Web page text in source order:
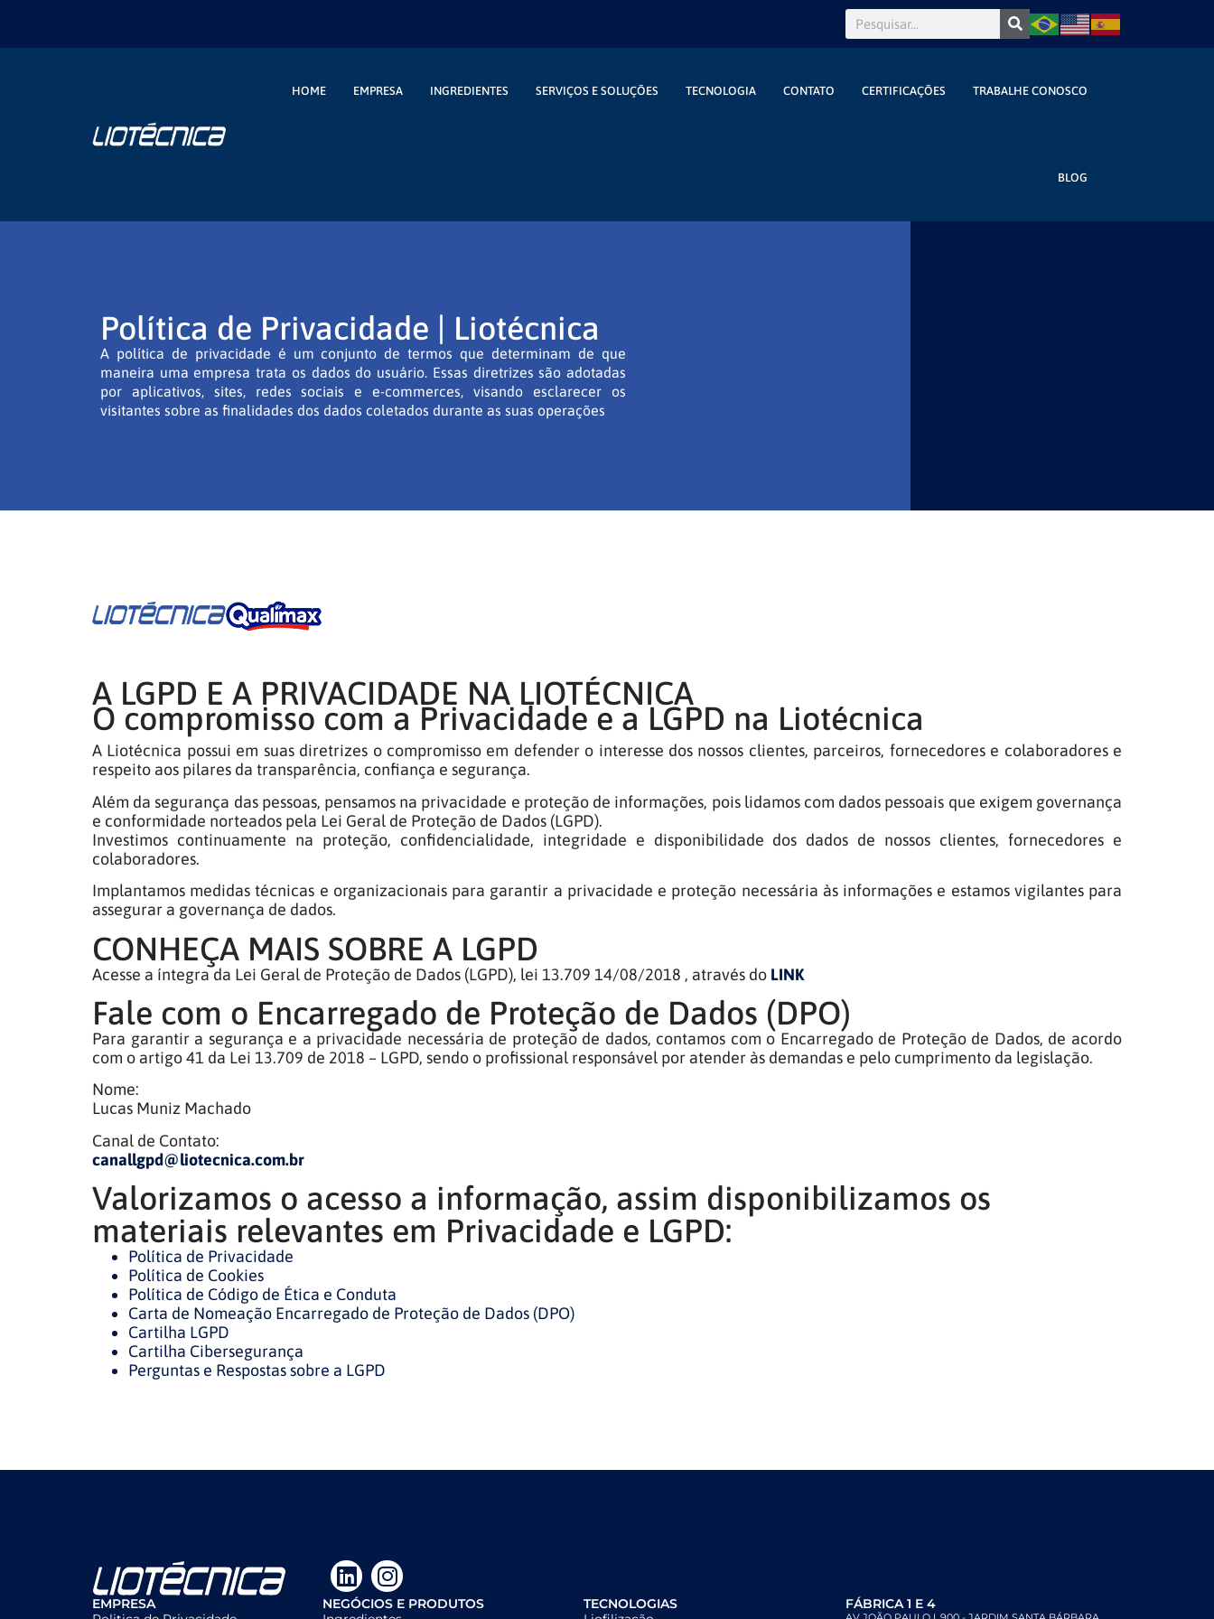
HOME EMPRESA INGREDIENTES SERVIÇOS E SOLUÇÕES TECNOLOGIA CONTATO CERTIFICAÇÕES TRABALHE CONOSCO
BLOG
Política de Privacidade | Liotécnica
A política de privacidade é um conjunto de termos que determinam de que
maneira uma empresa trata os dados do usuário. Essas diretrizes são adotadas
por aplicativos, sites, redes sociais e e-commerces, visando esclarecer os
visitantes sobre as finalidades dos dados coletados durante as suas operações
A LGPD E A PRIVACIDADE NA LIOTÉCNICA
O compromisso com a Privacidade e a LGPD na Liotécnica
A Liotécnica possui em suas diretrizes o compromisso em defender o interesse dos nossos clientes, parceiros, fornecedores e colaboradores e
respeito aos pilares da transparência, confiança e segurança.
Além da segurança das pessoas, pensamos na privacidade e proteção de informações, pois lidamos com dados pessoais que exigem governança
e conformidade norteados pela Lei Geral de Proteção de Dados (LGPD).
Investimos continuamente na proteção, confidencialidade, integridade e disponibilidade dos dados de nossos clientes, fornecedores e
colaboradores.
Implantamos medidas técnicas e organizacionais para garantir a privacidade e proteção necessária às informações e estamos vigilantes para
assegurar a governança de dados.
CONHEÇA MAIS SOBRE A LGPD
Acesse a íntegra da Lei Geral de Proteção de Dados (LGPD), lei 13.709 14/08/2018 , através do LINK
Fale com o Encarregado de Proteção de Dados (DPO)
Para garantir a segurança e a privacidade necessária de proteção de dados, contamos com o Encarregado de Proteção de Dados, de acordo
com o artigo 41 da Lei 13.709 de 2018 – LGPD, sendo o profissional responsável por atender às demandas e pelo cumprimento da legislação.
Nome:
Lucas Muniz Machado
Canal de Contato:
canallgpd@liotecnica.com.br
Valorizamos o acesso a informação, assim disponibilizamos os
materiais relevantes em Privacidade e LGPD:
Política de Privacidade
Política de Cookies
Política de Código de Ética e Conduta
Carta de Nomeação Encarregado de Proteção de Dados (DPO)
Cartilha LGPD
Cartilha Cibersegurança
Perguntas e Respostas sobre a LGPD
EMPRESA
NEGÓCIOS E PRODUTOS
TECNOLOGIAS
FÁBRICA 1 E 4